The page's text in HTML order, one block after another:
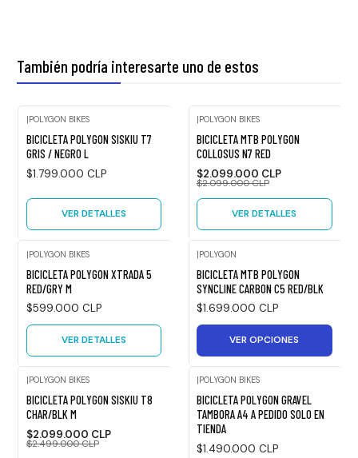
También podría interesarte uno de estos
|POLYGON BIKES
BICICLETA POLYGON SISKIU T7
GRIS / NEGRO L
$1.799.000 CLP
VER DETALLES
-9%
OFF
|POLYGON BIKES
BICICLETA MTB POLYGON
COLLOSUS N7 RED
$2.099.000 CLP
$2.099.000 CLP
VER DETALLES
|POLYGON BIKES
BICICLETA POLYGON XTRADA 5
RED/GRY M
$599.000 CLP
VER DETALLES
|POLYGON
BICICLETA MTB POLYGON
SYNCLINE CARBON C5 RED/BLK
$1.699.000 CLP
VER OPCIONES
-16%
OFF
POLYGON BIKES
BICICLETA POLYGON SISKIU T8
CHAR/BLK M
$2.099.000 CLP
$2.499.000 CLP
POLYGON BIKES
BICICLETA POLYGON GRAVEL
TAMBORA A4 A PEDIDO SOLO EN
TIENDA
$1.490.000 CLP